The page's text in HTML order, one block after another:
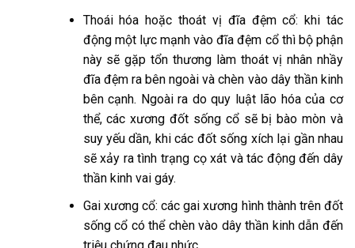
Thoái hóa hoặc thoát vị đĩa đệm cổ: khi tác
động một lực mạnh vào đĩa đệm cổ thì bộ phận
này sẽ gặp tổn thương làm thoát vị nhân nhầy
đĩa đệm ra bên ngoài và chèn vào dây thần kinh
bên cạnh. Ngoài ra do quy luật lão hóa của cơ
thể, các xương đốt sống cổ sẽ bị bào mòn và
suy yếu dần, khi các đốt sống xích lại gần nhau
sẽ xảy ra tình trạng cọ xát và tác động đến dây
thần kinh vai gáy.
Gai xương cổ: các gai xương hình thành trên đốt
sống cổ có thể chèn vào dây thần kinh dẫn đến
triệu chứng đau nhức.